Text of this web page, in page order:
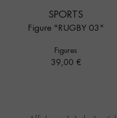
SPORTS
Figure "RUGBY 03"
Figures
Prix
39,00 €